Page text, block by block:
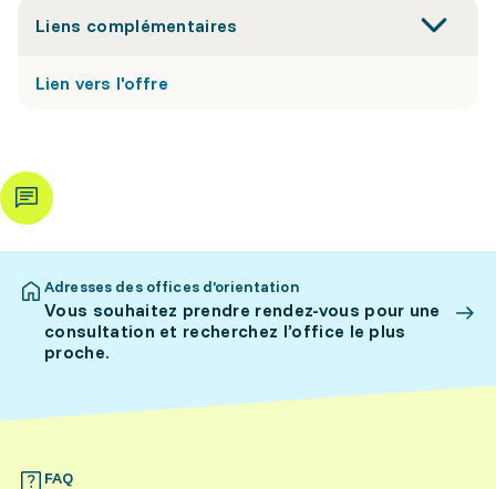
Liens complémentaires
Lien vers l'offre
Adresses des offices d’orientation
Vous souhaitez prendre rendez-vous pour une
consultation et recherchez l’office le plus
proche.
FAQ